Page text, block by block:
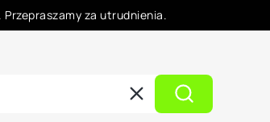
Przepraszamy za utrudnienia.
Wyczyść Szukaj